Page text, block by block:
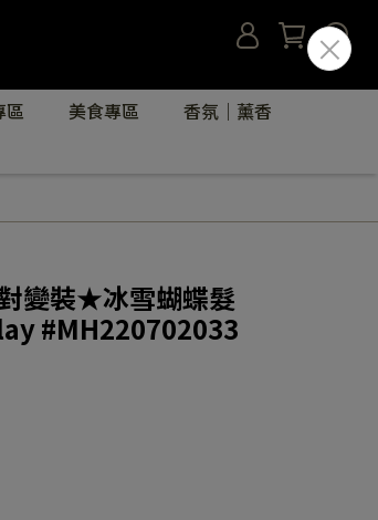
區 美食專區
香氛｜薰香
變裝★冰雪蝴蝶髮
#MH220702033